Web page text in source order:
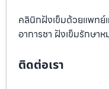
คลินิกฝังเข็มด้วยแพทย์
อาการชา ฝังเข็มรักษา
ติดต่อเรา